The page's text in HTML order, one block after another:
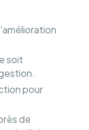
soit
pour
de